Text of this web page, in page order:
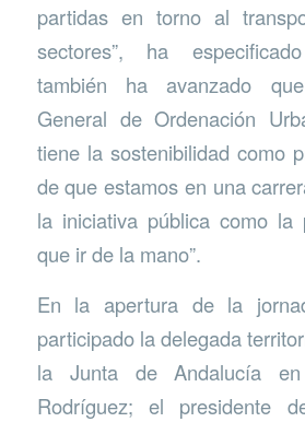
partidas en torno al
sectores”, ha
también ha avanzado
General de Ordenación
tiene la sostenibilidad como
de que estamos en una
la iniciativa pública como la
que ir de la mano”.
En la apertura de la
participado la delegada
la Junta de Andalucía
Rodríguez; el presidente